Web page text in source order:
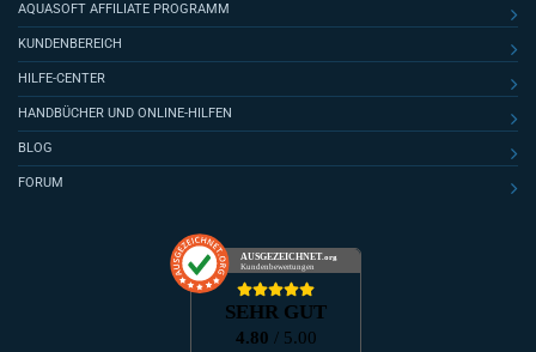
AQUASOFT AFFILIATE PROGRAMM
KUNDENBEREICH
HILFE-CENTER
HANDBÜCHER UND ONLINE-HILFEN
BLOG
FORUM
AUSGEZEICHNET.org
Kundenbewertungen
SEHR GUT
4.80 / 5.00